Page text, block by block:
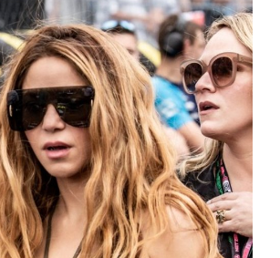
futbolcu Gerard Pique ile
şarkıcı Shakira, dünyaca ünlü
Bulvar gazeteleri çiftin